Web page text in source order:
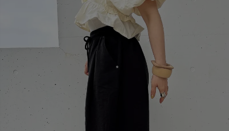
販売タイプ
新着
商品タイプ